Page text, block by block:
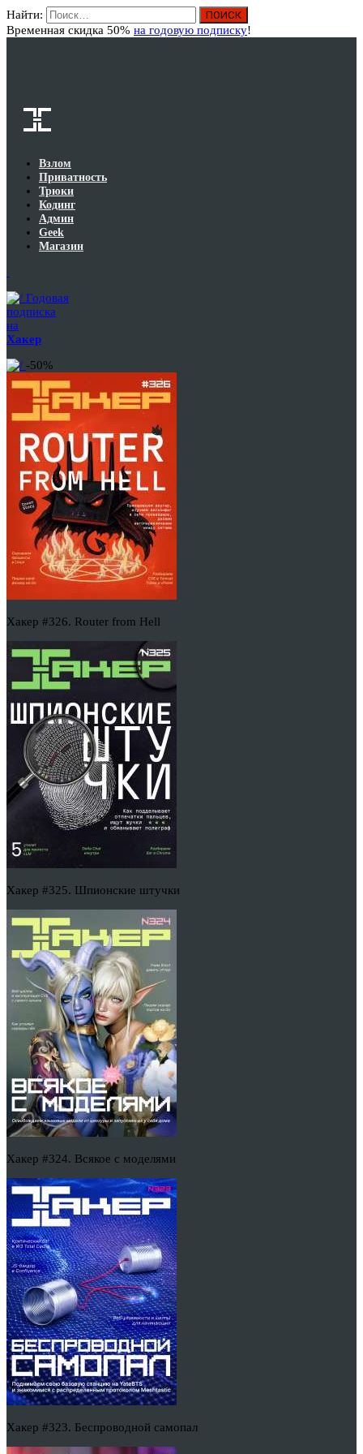
Найти:
Временная скидка 50% на годовую подписку!
Взлом
Приватность
Трюки
Кодинг
Админ
Geek
Магазин
Годовая
подписка
на
Хакер
-50%
Хакер #326. Router from Hell
Хакер #325. Шпионские штучки
Хакер #324. Всякое с моделями
Хакер #323. Беспроводной самопал